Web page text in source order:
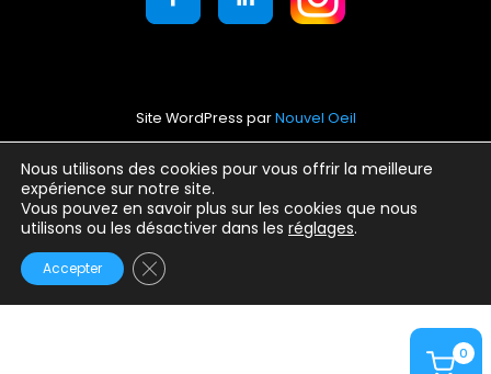
0
Nous utilisons des cookies pour vous offrir la meilleure
expérience sur notre site.
Vous pouvez en savoir plus sur les cookies que nous
utilisons ou les désactiver dans les réglages.
Accepter Fermer la bannière des cookies GDPR
Site WordPress parNouvel Oeil
Mentions légales
Conditions générales d’utilisation
Politique de confidentialité